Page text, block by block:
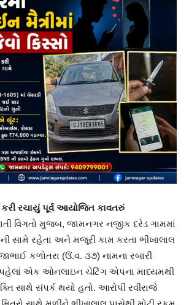
રચાયું પૂર્વ આયોજિત કાવતરું
વિગતો મુજબ, જામનગર નજીક દરેડ ગામમાં
સામે રહેતા અને મજૂરી કામ કરતા ભીખાલાલ
કળોતરા (ઉં.વ. ૩૭) નામના રબારી
એક ઓનલાઇન ચેટિંગ એપના માધ્યમથી
સાથે સંપર્ક થયો હતો. આરોપી રવીરાજે